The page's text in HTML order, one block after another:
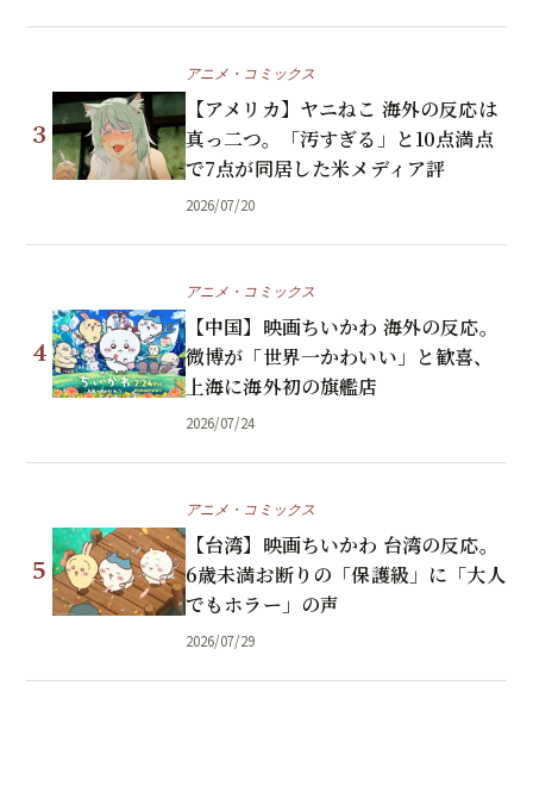
3
アニメ・コミックス
【アメリカ】ヤニねこ 海外の反応は
真っ二つ。「汚すぎる」と10点満点
で7点が同居した米メディア評
2026/07/20
4
アニメ・コミックス
【中国】映画ちいかわ 海外の反応。
微博が「世界一かわいい」と歓喜、
上海に海外初の旗艦店
2026/07/24
5
アニメ・コミックス
【台湾】映画ちいかわ 台湾の反応。
6歳未満お断りの「保護級」に「大人
でもホラー」の声
2026/07/29